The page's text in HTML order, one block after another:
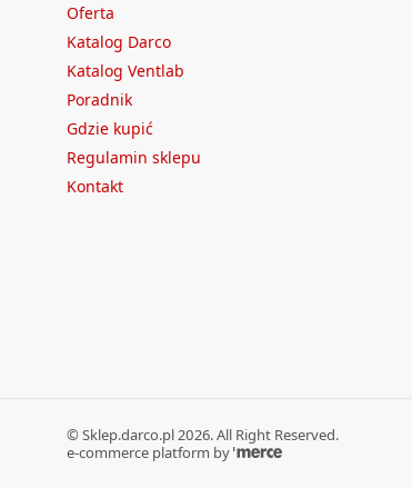
Oferta
Katalog Darco
Katalog Ventlab
Poradnik
Gdzie kupić
Regulamin sklepu
Kontakt
© Sklep.darco.pl 2026. All Right Reserved.
e-commerce platform by